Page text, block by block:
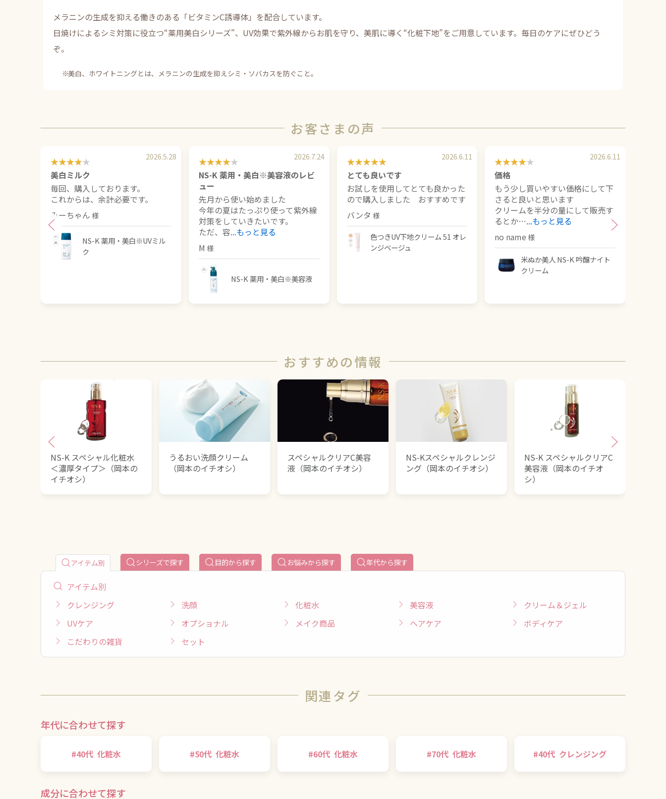
メラニンの生成を抑える働きのある「ビタミンC誘導体」を配合しています。
日焼けによるシミ対策に役立つ“薬用美白シリーズ”、UV効果で紫外線からお肌を守り、美肌に導く“化粧下地”をご用意しています。毎日のケアにぜひどう
ぞ。
美白、ホワイトニングとは、メラニンの生成を抑えシミ・ソバカスを防ぐこと。
お客さまの声
2026.5.28
美白ミルク
毎回、購入しております。
これからは、余計必要です。
みーちゃん
NS-K 薬用・美白※UVミル
ク
2026.7.24
NS-K 薬用・美白※美容液のレビ
ュー
先月から使い始めました
今年の夏はたっぷり使って紫外線
対策をしていきたいです。
ただ、容...もっと見る
M
NS-K 薬用・美白※美容液
2026.6.11
とても良いです
お試しを使用してとても良かった
ので購入しました おすすめです
バンタ
色つきUV下地クリーム 51 オレ
ンジベージュ
2026.6.11
価格
もう少し買いやすい価格にして下
さると良いと思います
クリームを半分の量にして販売す
るとか…...もっと見る
no name
米ぬか美人 NS-K 吟醸ナイト
クリーム
おすすめの情報
NS-K スペシャル化粧水
＜濃厚タイプ＞（岡本の
イチオシ）
うるおい洗顔クリーム
（岡本のイチオシ）
スペシャルクリアC美容
液（岡本のイチオシ）
NS-Kスペシャルクレンジ
ング（岡本のイチオシ）
NS-K スペシャルクリアC
美容液（岡本のイチオ
シ）
アイテム別 シリーズで探す 目的から探す お悩みから探す 年代から探す
アイテム別
クレンジング
洗顔 化粧水 美容液
クリーム＆ジェル
UVケア
オプショナル メイク商品 ヘアケア
ボディケア
こだわりの雑貨
セット
関連タグ
年代に合わせて探す
#40代 化粧水 #50代 化粧水 #60代 化粧水 #70代 化粧水 #40代 クレンジング
成分に合わせて探す